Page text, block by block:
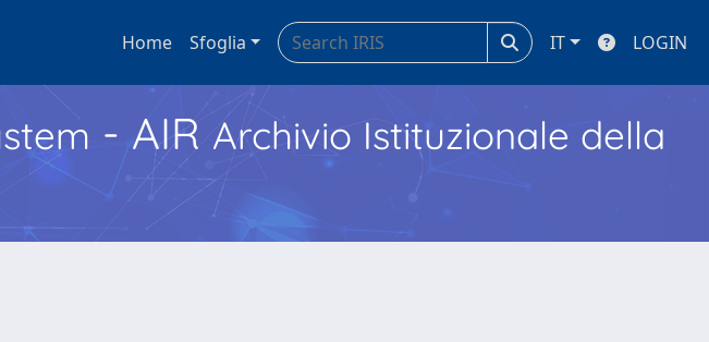
Home Sfoglia IT LOGIN
- AIR Archivio Istituzionale della